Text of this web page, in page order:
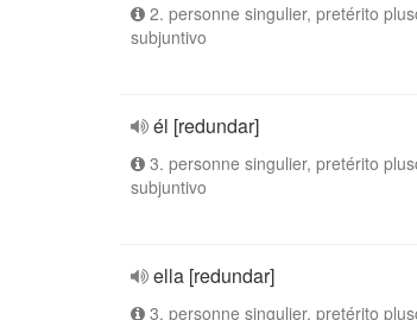
2. personne singulier, pretérito
subjuntivo
él [redundar]
3. personne singulier, pretérito
subjuntivo
ella [redundar]
3. personne singulier, pretérito